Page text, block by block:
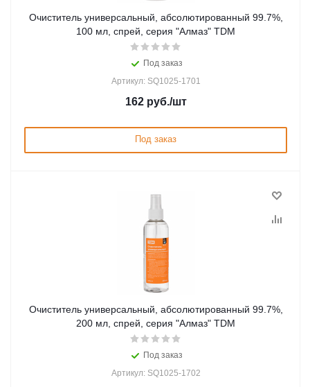
Очиститель универсальный, абсолютированный 99.7%,
100 мл, спрей, серия "Алмаз" TDM
Под заказ
Артикул: SQ1025-1701
162руб./шт
Под заказ
Очиститель универсальный, абсолютированный 99.7%,
200 мл, спрей, серия "Алмаз" TDM
Под заказ
Артикул: SQ1025-1702